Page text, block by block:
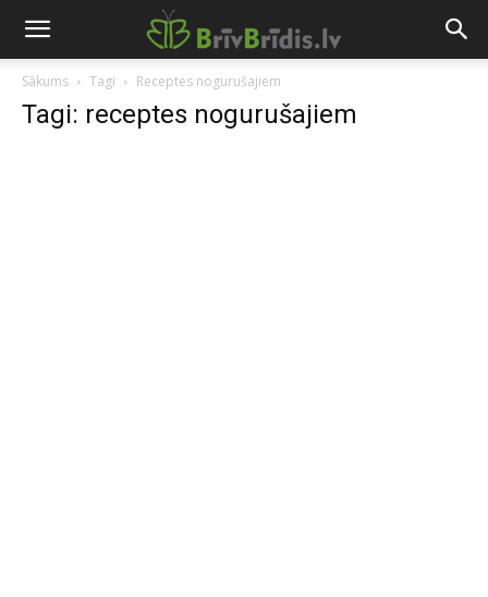
Sākums Tagi Receptes nogurušajiem
Tagi: receptes nogurušajiem